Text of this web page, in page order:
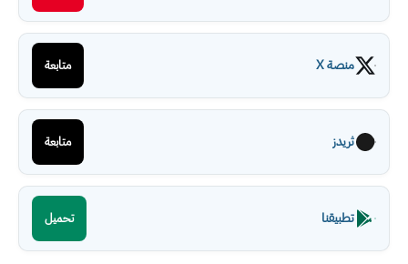
منصة X متابعة
ثريدز متابعة
تطبيقنا تحميل